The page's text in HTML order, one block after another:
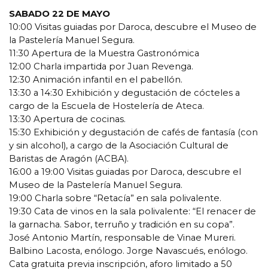
SABADO 22 DE MAYO
10:00 Visitas guiadas por Daroca, descubre el Museo de
la Pastelería Manuel Segura.
11:30 Apertura de la Muestra Gastronómica
12:00 Charla impartida por Juan Revenga.
12:30 Animación infantil en el pabellón.
13:30 a 14:30 Exhibición y degustación de cócteles a
cargo de la Escuela de Hostelería de Ateca.
13:30 Apertura de cocinas.
15:30 Exhibición y degustación de cafés de fantasía (con
y sin alcohol), a cargo de la Asociación Cultural de
Baristas de Aragón (ACBA).
16:00 a 19:00 Visitas guiadas por Daroca, descubre el
Museo de la Pastelería Manuel Segura.
19:00 Charla sobre “Retacía” en sala polivalente.
19:30 Cata de vinos en la sala polivalente: “El renacer de
la garnacha. Sabor, terruño y tradición en su copa”.
José Antonio Martín, responsable de Vinae Mureri.
Balbino Lacosta, enólogo. Jorge Navascués, enólogo.
Cata gratuita previa inscripción, aforo limitado a 50